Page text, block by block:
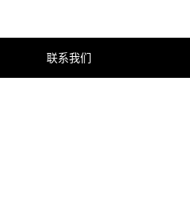
联系我们